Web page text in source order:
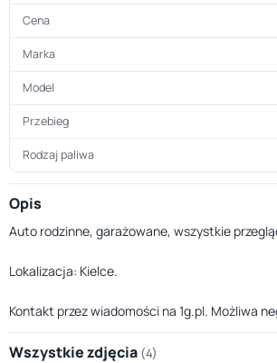
Cena
Marka
Model
Przebieg
Rodzaj paliwa
Opis
Auto rodzinne, garażowane, wszystkie
Lokalizacja: Kielce.
Kontakt przez wiadomości na 1g.pl. Możliwa
Wszystkie zdjęcia (4)